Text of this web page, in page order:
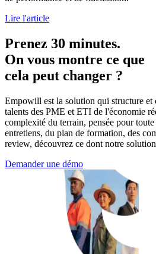
Lire l'article
Prenez 30 minutes.
On vous montre ce que
cela peut changer ?
Empowill est la solution qui structure et
talents des PME et ETI de l'économie
complexité du terrain, pensée pour
entretiens, du plan de formation, des
review, découvrez ce dont notre
Demander une démo